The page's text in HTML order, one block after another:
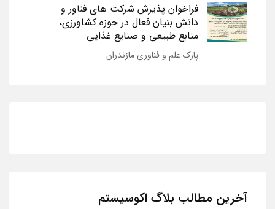
فراخوان پذیرش شرکت های فناور و
دانش بنیان فعال در حوزه کشاورزی،
منابع طبیعی و صنایع غذایی
پارک علم و فناوری مازندران
آخرین مطالب بلاگ اکوسیستم